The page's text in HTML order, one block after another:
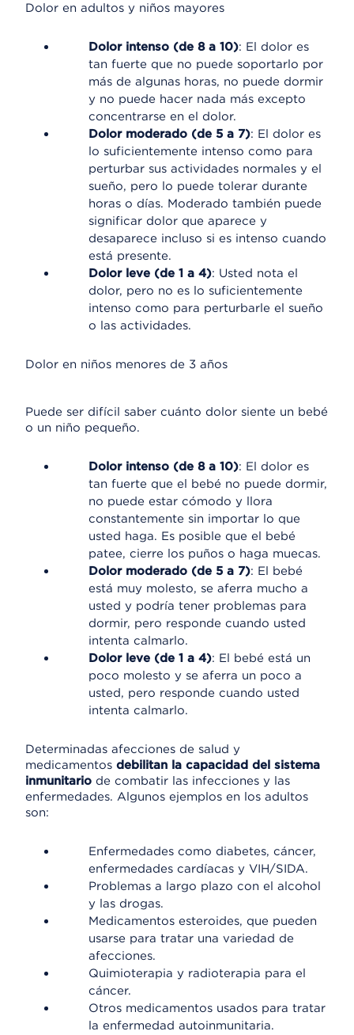
Dolor en adultos y niños mayores
Dolor intenso (de 8 a 10): El dolor es
tan fuerte que no puede soportarlo por
más de algunas horas, no puede dormir
y no puede hacer nada más excepto
concentrarse en el dolor.
Dolor moderado (de 5 a 7): El dolor es
lo suficientemente intenso como para
perturbar sus actividades normales y el
sueño, pero lo puede tolerar durante
horas o días. Moderado también puede
significar dolor que aparece y
desaparece incluso si es intenso cuando
está presente.
Dolor leve (de 1 a 4): Usted nota el
dolor, pero no es lo suficientemente
intenso como para perturbarle el sueño
o las actividades.
Dolor en niños menores de 3 años
Puede ser difícil saber cuánto dolor siente un bebé
o un niño pequeño.
Dolor intenso (de 8 a 10): El dolor es
tan fuerte que el bebé no puede dormir,
no puede estar cómodo y llora
constantemente sin importar lo que
usted haga. Es posible que el bebé
patee, cierre los puños o haga muecas.
Dolor moderado (de 5 a 7): El bebé
está muy molesto, se aferra mucho a
usted y podría tener problemas para
dormir, pero responde cuando usted
intenta calmarlo.
Dolor leve (de 1 a 4): El bebé está un
poco molesto y se aferra un poco a
usted, pero responde cuando usted
intenta calmarlo.
Determinadas afecciones de salud y
medicamentos debilitan la capacidad del sistema
inmunitario de combatir las infecciones y las
enfermedades. Algunos ejemplos en los adultos
son:
Enfermedades como diabetes, cáncer,
enfermedades cardíacas y VIH/SIDA.
Problemas a largo plazo con el alcohol
y las drogas.
Medicamentos esteroides, que pueden
usarse para tratar una variedad de
afecciones.
Quimioterapia y radioterapia para el
cáncer.
Otros medicamentos usados para tratar
la enfermedad autoinmunitaria.